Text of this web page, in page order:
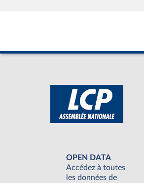
OPEN DATA
Accédez à toutes
les données de